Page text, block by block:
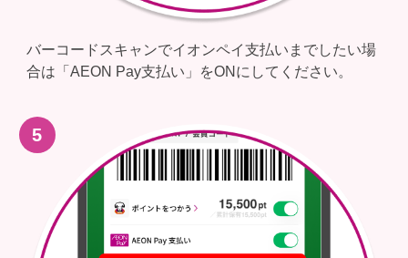
バーコードスキャンでイオンペイ支払いまでしたい場
合は「AEON Pay支払い」をONにしてください。​
5